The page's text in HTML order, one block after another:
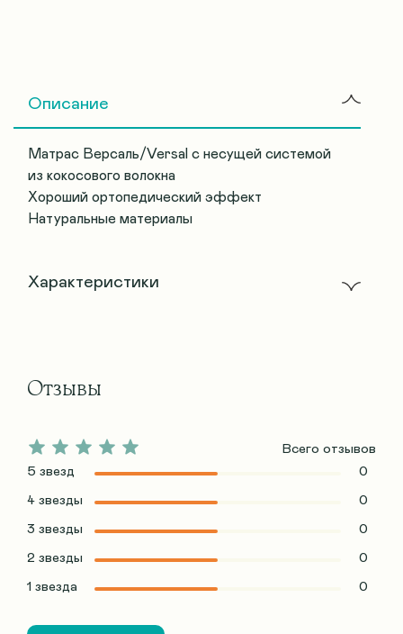
Описание
Матрас Версаль/Versal с несущей системой
из кокосового волокна
Хороший ортопедический эффект
Натуральные материалы
Характеристики
Отзывы
Всего отзывов
5 звезд
0
4 звезды 0
3 звезды 0
2 звезды 0
1 звезда 0